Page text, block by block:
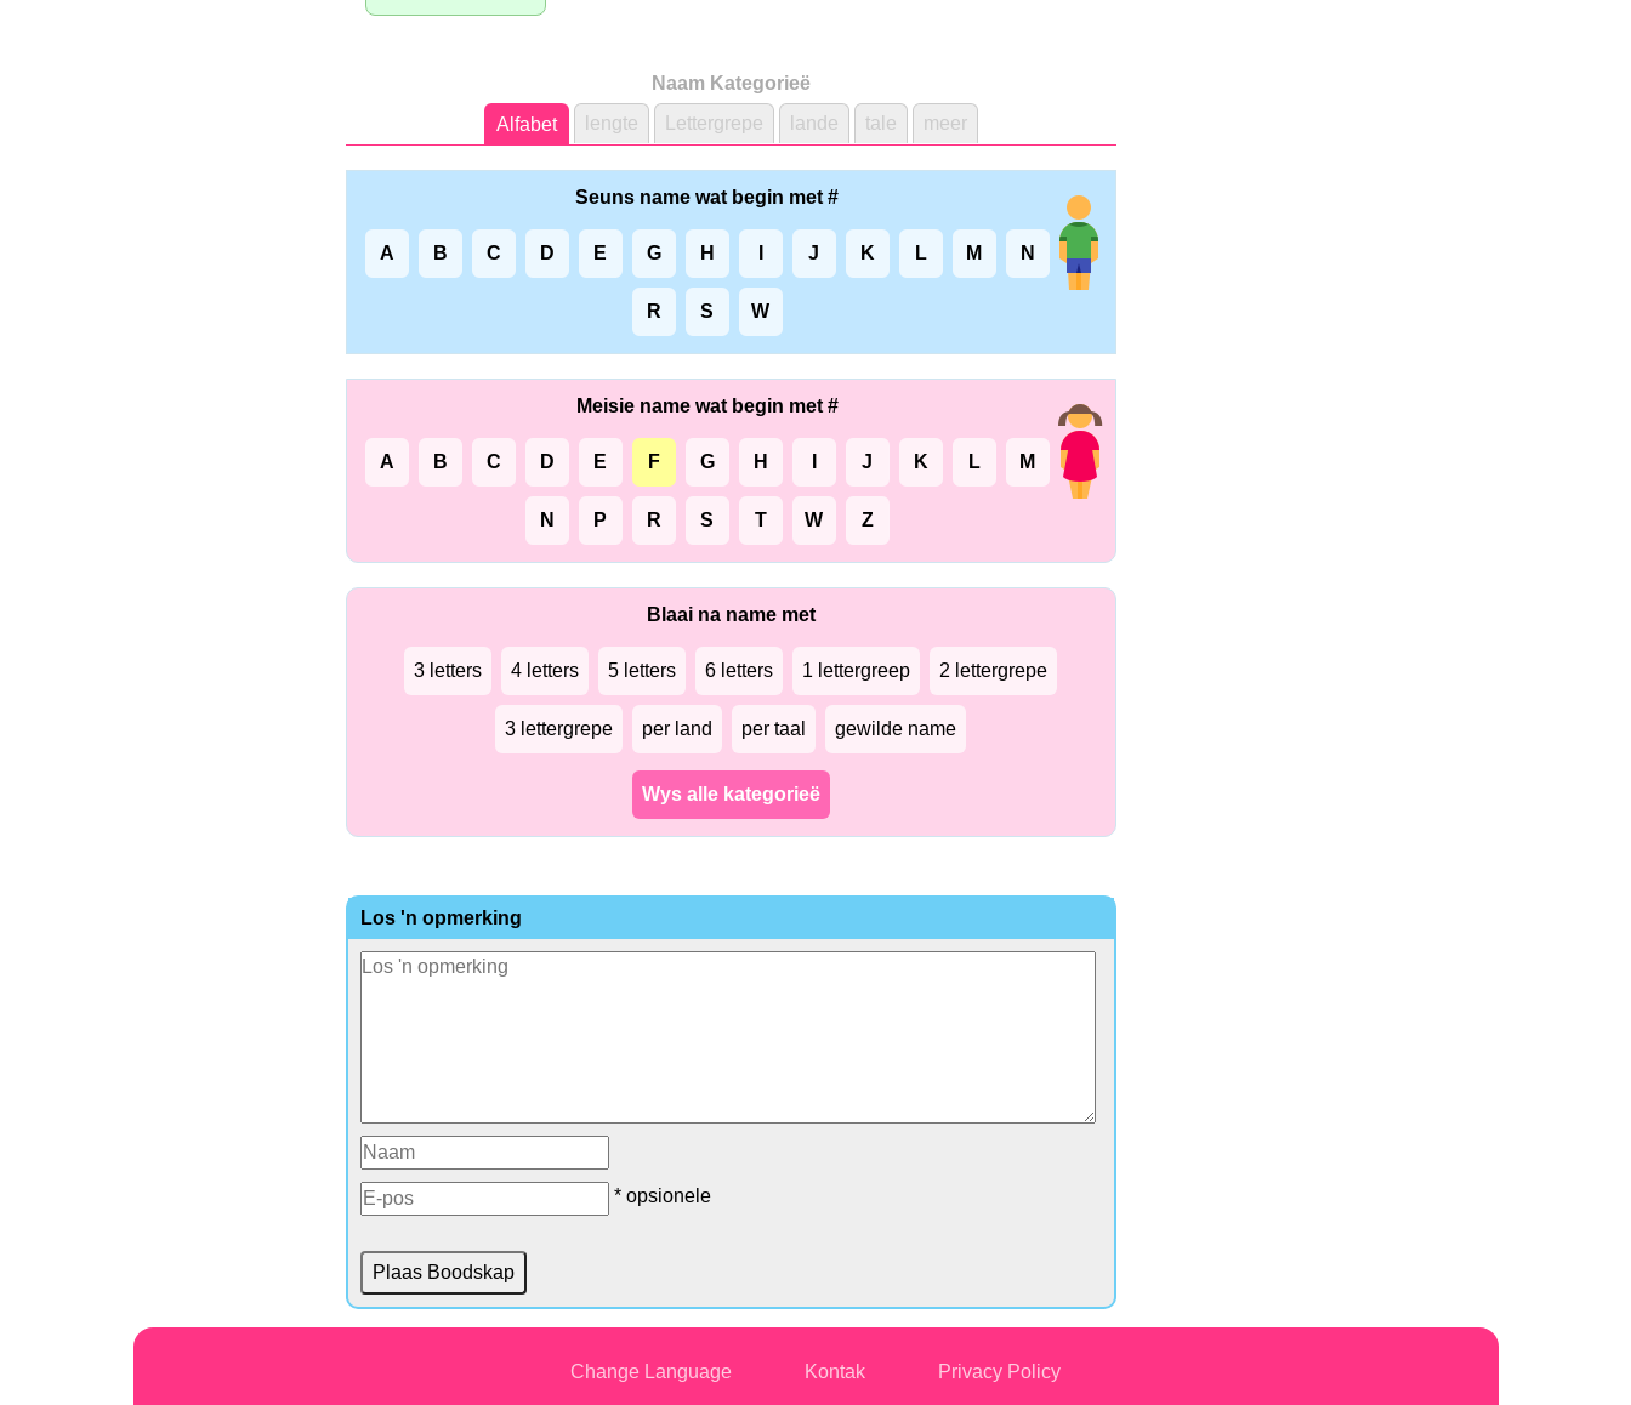
Naam Kategorieë
Alfabet
lengte Lettergrepe lande tale meer
Seuns name wat begin met #
A B C D E G H J K L M N
R S W
Meisie name wat begin met #
A B C D E F G H J K L M
N P R S T W Z
Blaai na name met
3 letters 4 letters 5 letters 6 letters 1 lettergreep 2 lettergrepe
3 lettergrepe per land per taal gewilde name
Wys alle kategorieë
Los 'n opmerking
* opsionele
Change Language Kontak Privacy Policy